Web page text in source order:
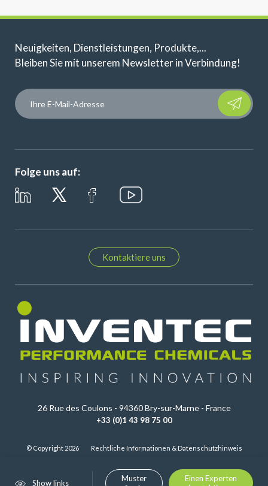
Show links
Muster
Einen Experten
Neuigkeiten, Dienstleistungen, Produkte,...
Bleiben Sie mit unserem Newsletter in Verbindung!
Please
Folge uns auf:
Kontaktiere uns
26 Rue des Coulons - 94360 Bry-sur-Marne - France
+33 (0)1 43 98 75 00
© Copyright 2026 Rechtliche Informationen & Datenschutzhinweis